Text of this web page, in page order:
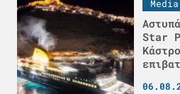
Media
Star